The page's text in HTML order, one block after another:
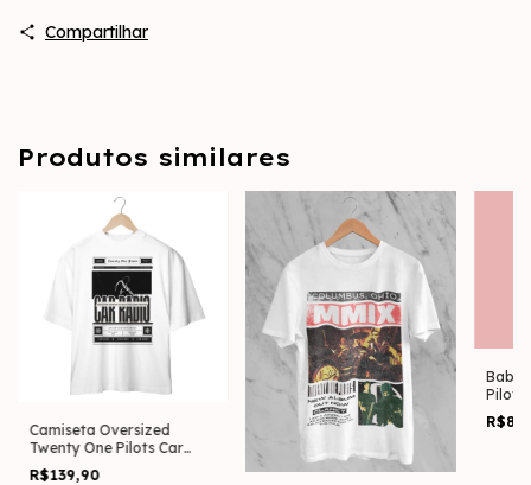
Compartilhar
Produtos similares
Camiseta Oversized
Twenty One Pilots Car
Radio
R$139,90
Baby
Pilots